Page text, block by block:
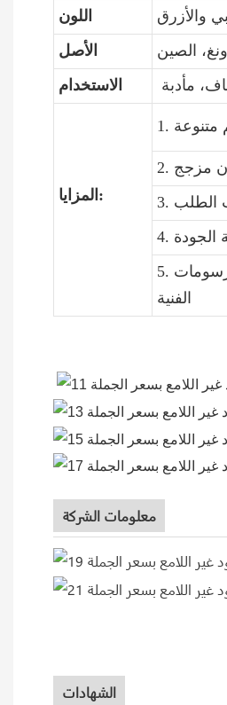
اللون
والأزرق
الأصل
الصين
الاستخدام
مأدبة
المزايا:
الجودة
5. التشكيل: يمكننا فتح قالب طقم العشاء الجديد وفقًا لعينة العميل الأصلية والرسومات
الفنية
معلومات الشركة
الشهادات